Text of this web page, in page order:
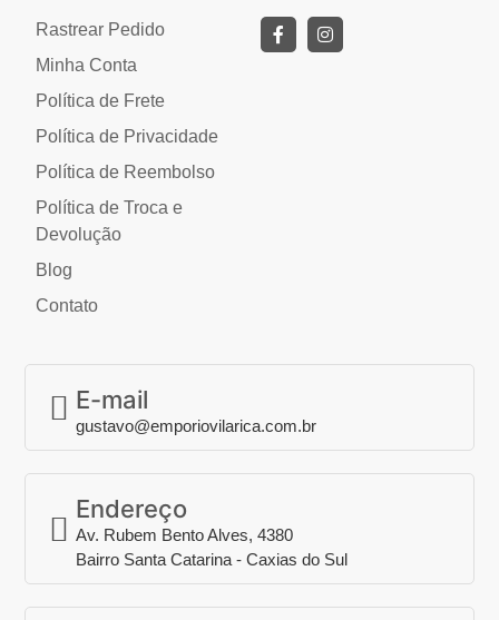
Rastrear Pedido
Minha Conta
Política de Frete
Política de Privacidade
Política de Reembolso
Política de Troca e
Devolução
Blog
Contato
E-mail
gustavo@emporiovilarica.com.br
Endereço
Av. Rubem Bento Alves, 4380
Bairro Santa Catarina - Caxias do Sul